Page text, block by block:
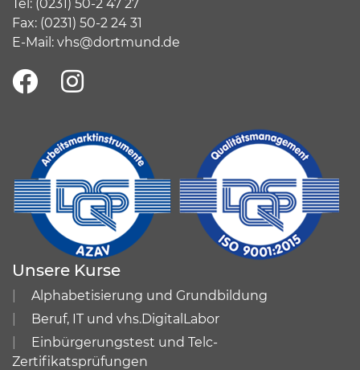
Tel: (0231) 50-2 47 27
Fax: (0231) 50-2 24 31
E-Mail: vhs@dortmund.de
Unsere Kurse
Alphabetisierung und Grundbildung
Beruf, IT und vhs.DigitalLabor
Einbürgerungstest und Telc-
Zertifikatsprüfungen